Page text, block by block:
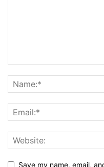
Save my name, email,